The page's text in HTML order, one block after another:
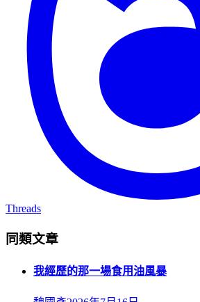
Threads
同類文章
我經歷的那一場食用油風暴